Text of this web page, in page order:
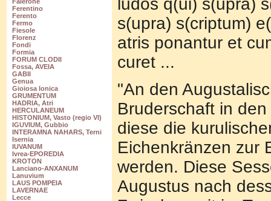
Ferentino
Ferento
Fermo
Fiesole
Florenz
Fondi
Formia
FORUM CLODII
Fossa, AVEIA
GABII
Genua
Gioiosa Ionica
GRUMENTUM
HADRIA, Atri
HERCULANEUM
HISTONIUM, Vasto (regio VI)
IGUVIUM, Gubbio
INTERAMNA NAHARS, Terni
Isernia
IUVANUM
Ivrea-EPOREDIA
KROTON
Lanciano-ANXANUM
Lanuvium
LAUS POMPEIA
LAVERNAE
Lecce
ludos q(ui) s(upra)
s(upra) s(criptum)
atris ponantur et
curet ...
"An den
Bruderschaft in
diese die
Eichenkränzen zur
werden. Diese
Augustus nach